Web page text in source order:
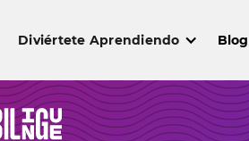
Diviértete Aprendiendo Blog